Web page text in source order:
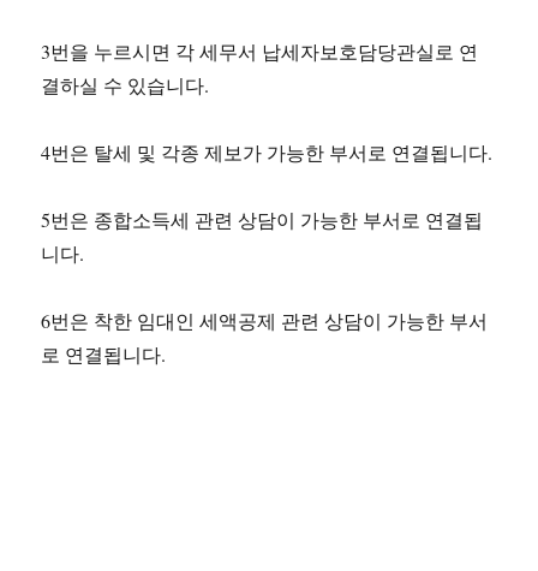
3번을 누르시면 각 세무서 납세자보호담당관실로 연
결하실 수 있습니다.
4번은 탈세 및 각종 제보가 가능한 부서로 연결됩니다.
5번은 종합소득세 관련 상담이 가능한 부서로 연결됩
니다.
6번은 착한 임대인 세액공제 관련 상담이 가능한 부서
로 연결됩니다.